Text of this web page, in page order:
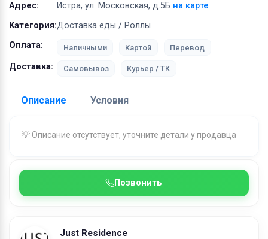
Позвонить
Just Residence
Адрес: Истра, ул. Московская, д.5Б на карте
Категория:Доставка еды / Роллы
Оплата:
Наличными Картой Перевод
Доставка: Самовывоз Курьер / ТК
Описание Условия
💡 Описание отсутствует, уточните детали у продавца
Доставка:
Условия и гарантии: